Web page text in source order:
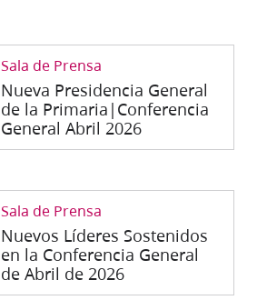
Sala de Prensa
Nueva Presidencia General
de la Primaria|Conferencia
General Abril 2026
Sala de Prensa
Nuevos Líderes Sostenidos
en la Conferencia General
de Abril de 2026